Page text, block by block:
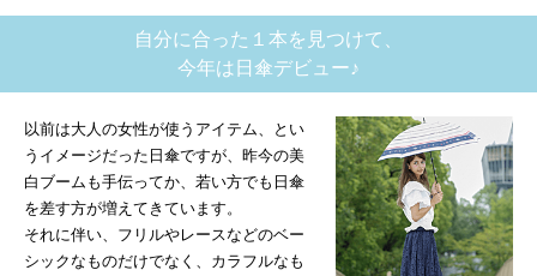
自分に合った１本を見つけて、
今年は日傘デビュー♪
以前は大人の女性が使うアイテム、とい
うイメージだった日傘ですが、昨今の美
白ブームも手伝ってか、若い方でも日傘
を差す方が増えてきています。
それに伴い、フリルやレースなどのベー
シックなものだけでなく、カラフルなも